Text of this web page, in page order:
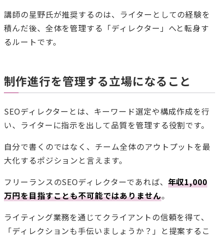
講師の星野氏が推奨するのは、ライターとしての経験を
積んだ後、全体を管理する「ディレクター」へと転身す
るルートです。
制作進行を管理する立場になること
SEOディレクターとは、キーワード選定や構成作成を行
い、ライターに指示を出して品質を管理する役割です。
自分で書くのではなく、チーム全体のアウトプットを最
大化するポジションと言えます。
フリーランスのSEOディレクターであれば、 年収1,000
万円を目指すことも不可能ではありません。
ライティング業務を通じてクライアントの信頼を得て、
「ディレクションも手伝いましょうか？」と提案するこ